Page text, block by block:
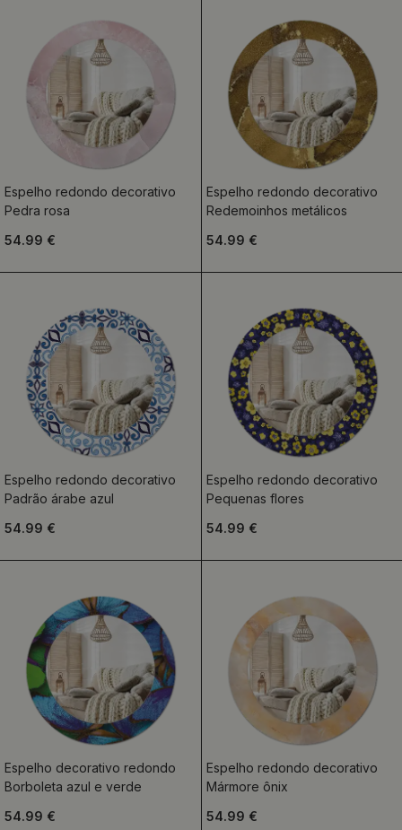
Espelho redondo decorativo
Pedra rosa
54.99 €
Espelho redondo decorativo
Redemoinhos metálicos
54.99 €
Espelho redondo decorativo
Padrão árabe azul
54.99 €
Espelho redondo decorativo
Pequenas flores
54.99 €
Espelho decorativo redondo
Borboleta azul e verde
54.99 €
Espelho redondo decorativo
Mármore ônix
54.99 €